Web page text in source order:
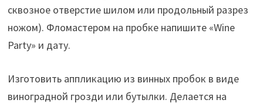
сквозное отверстие шилом или продольный разрез
ножом). Фломастером на пробке напишите «Wine
Party» и дату.
Изготовить аппликацию из винных пробок в виде
виноградной грозди или бутылки. Делается на